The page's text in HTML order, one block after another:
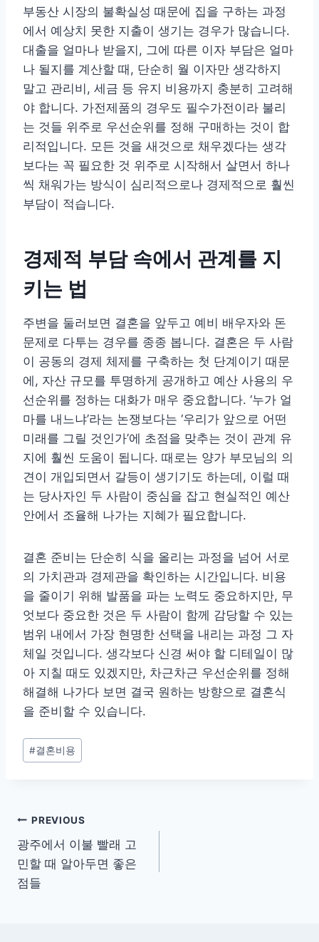
부동산 시장의 불확실성 때문에 집을 구하는 과정
에서 예상치 못한 지출이 생기는 경우가 많습니다.
대출을 얼마나 받을지, 그에 따른 이자 부담은 얼마
나 될지를 계산할 때, 단순히 월 이자만 생각하지
말고 관리비, 세금 등 유지 비용까지 충분히 고려해
야 합니다. 가전제품의 경우도 필수가전이라 불리
는 것들 위주로 우선순위를 정해 구매하는 것이 합
리적입니다. 모든 것을 새것으로 채우겠다는 생각
보다는 꼭 필요한 것 위주로 시작해서 살면서 하나
씩 채워가는 방식이 심리적으로나 경제적으로 훨씬
부담이 적습니다.
경제적 부담 속에서 관계를 지
키는 법
주변을 둘러보면 결혼을 앞두고 예비 배우자와 돈
문제로 다투는 경우를 종종 봅니다. 결혼은 두 사람
이 공동의 경제 체제를 구축하는 첫 단계이기 때문
에, 자산 규모를 투명하게 공개하고 예산 사용의 우
선순위를 정하는 대화가 매우 중요합니다. ‘누가 얼
마를 내느냐’라는 논쟁보다는 ‘우리가 앞으로 어떤
미래를 그릴 것인가’에 초점을 맞추는 것이 관계 유
지에 훨씬 도움이 됩니다. 때로는 양가 부모님의 의
견이 개입되면서 갈등이 생기기도 하는데, 이럴 때
는 당사자인 두 사람이 중심을 잡고 현실적인 예산
안에서 조율해 나가는 지혜가 필요합니다.
결혼 준비는 단순히 식을 올리는 과정을 넘어 서로
의 가치관과 경제관을 확인하는 시간입니다. 비용
을 줄이기 위해 발품을 파는 노력도 중요하지만, 무
엇보다 중요한 것은 두 사람이 함께 감당할 수 있는
범위 내에서 가장 현명한 선택을 내리는 과정 그 자
체일 것입니다. 생각보다 신경 써야 할 디테일이 많
아 지칠 때도 있겠지만, 차근차근 우선순위를 정해
해결해 나가다 보면 결국 원하는 방향으로 결혼식
을 준비할 수 있습니다.
Post
Tags:
#결혼비용
글
탐
색
PREVIOUS
광주에서 이불 빨래 고
민할 때 알아두면 좋은
점들